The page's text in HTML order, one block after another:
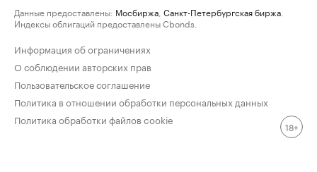
Данные предоставлены: Мосбиржа Санкт-Петербургская биржа
Индексы облигаций предоставлены Cbonds.
Информация об ограничениях
О соблюдении авторских прав
Пользовательское соглашение
Политика в отношении обработки персональных данных
Политика обработки файлов cookie
18+